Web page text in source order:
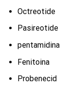
Octreotide
Pasireotide
pentamidina
Fenitoina
Probenecid